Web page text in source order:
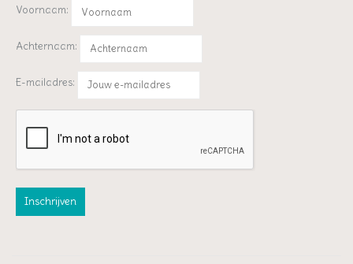
Voornaam:
Achternaam:
E-mailadres: